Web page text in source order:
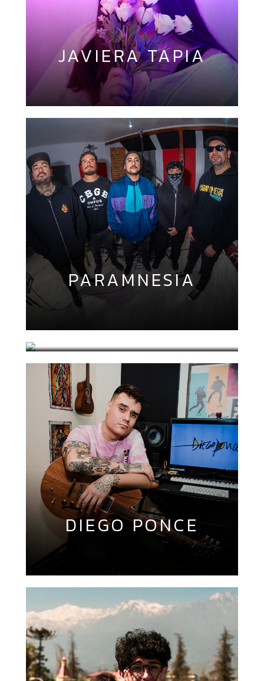
JAVIERA TAPIA
PARAMNESIA
SOMBRA
ACÚSTICA
DIEGO PONCE